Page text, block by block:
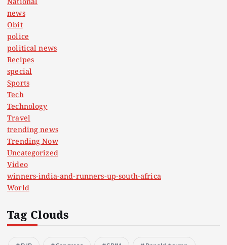
National
news
Obit
police
political news
Recipes
special
Sports
Tech
Technology
Travel
trending news
Trending Now
Uncategorized
Video
winners-india-and-runners-up-south-africa
World
Tag Clouds